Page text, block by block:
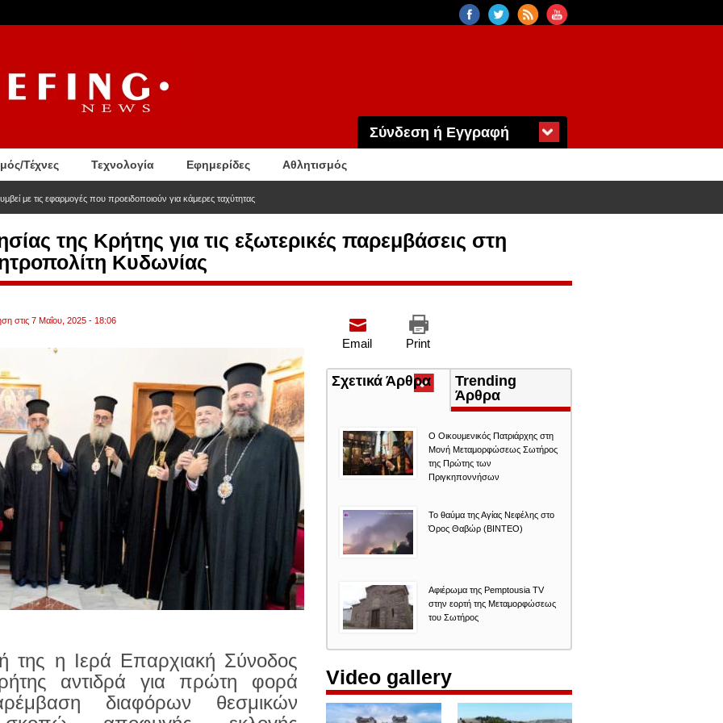
Σύνδεση ή Εγγραφή
Τέχνες Τεχνολογία Εφημερίδες Αθλητισμός
αστυνομικοί κατηγορούνται για διακίνηση ναρκωτικών
της Κρήτης για τις εξωτερικές παρεμβάσεις στη
Κυδωνίας
στις 7 Μαΐου, 2025 - 18:06
της η Ιερά Επαρχιακή Σύνοδος
αντιδρά για πρώτη φορά
διαφόρων θεσμικών
Print
Email
Σχετικά Άρθρα (ενεργή
καρτέλα)
Trending
Άρθρα
Ο Οικουμενικός Πατριάρχης στη
Μονή Μεταμορφώσεως Σωτήρος
της Πρώτης των
Πριγκηποννήσων
Το θαύμα της Αγίας Νεφέλης στο
Όρος Θαβώρ (ΒΙΝΤΕΟ)
Αφιέρωμα της Pemptousia TV
στην εορτή της Μεταμορφώσεως
του Σωτήρος
Video gallery